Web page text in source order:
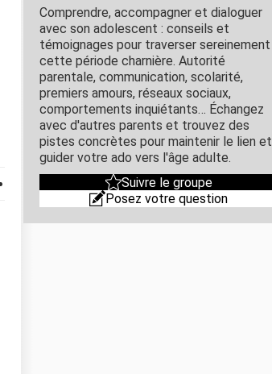
Comprendre, accompagner et dialoguer
avec son adolescent : conseils et
témoignages pour traverser sereinement
cette période charnière. Autorité
parentale, communication, scolarité,
premiers amours, réseaux sociaux,
comportements inquiétants… Échangez
avec d'autres parents et trouvez des
pistes concrètes pour maintenir le lien et
guider votre ado vers l'âge adulte.
Suivre le groupe
Posez votre question